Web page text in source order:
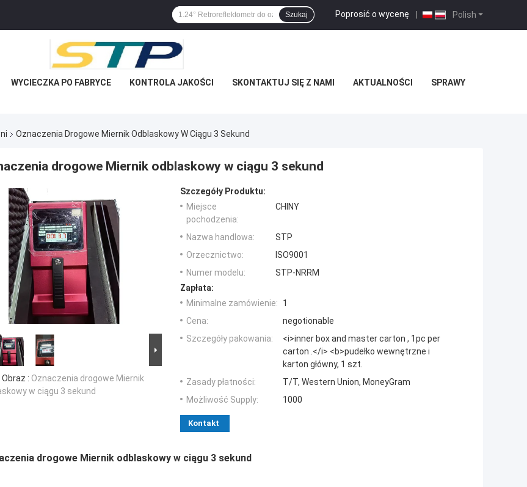
Polish
Poprosić o wycenę |
Szukaj
WYCIECZKA PO FABRYCE KONTROLA JAKOŚCI SKONTAKTUJ SIĘ Z NAMI AKTUALNOŚCI SPRAWY
Oznaczenia Drogowe Miernik Odblaskowy W Ciągu 3 Sekund
drogowe Miernik odblaskowy w ciągu 3 sekund
Obraz : Oznaczenia drogowe Miernik
w ciągu 3 sekund
Szczegóły Produktu:
Miejsce
pochodzenia:
CHINY
Nazwa handlowa:
STP
Orzecznictwo:
ISO9001
Numer modelu:
STP-NRRM
Zapłata:
Minimalne zamówienie:
1
Cena:
negotionable
Szczegóły pakowania:
<i>inner box and master carton , 1pc per
carton .</i> <b>pudełko wewnętrzne i
karton główny, 1 szt.
Zasady płatności:
T/T, Western Union, MoneyGram
Możliwość Supply:
1000
Kontakt
drogowe Miernik odblaskowy w ciągu 3 sekund